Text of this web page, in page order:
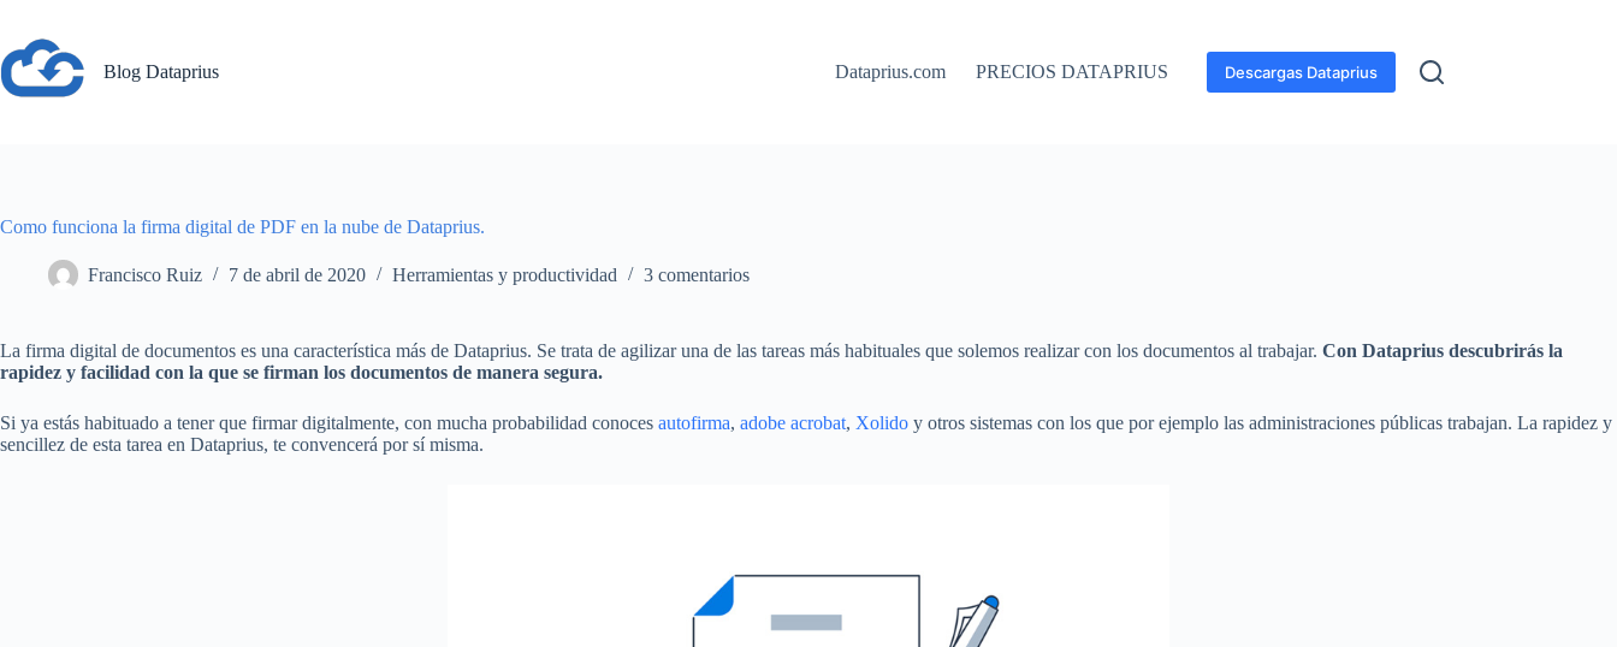
contenido
Blog Dataprius
Dataprius.com PRECIOS DATAPRIUS Descargas Dataprius
Como funciona la firma digital de PDF en la nube de Dataprius.
Francisco Ruiz 7 de abril de 2020 Herramientas y productividad 3 comentarios
La firma digital de documentos es una característica más de Dataprius. Se trata de agilizar una de las tareas más habituales que solemos realizar con los documentos al trabajar. Con Dataprius descubrirás la
rapidez y facilidad con la que se firman los documentos de manera segura.
Si ya estás habituado a tener que firmar digitalmente, con mucha probabilidad conoces autofirma, adobe acrobat, Xolido y otros sistemas con los que por ejemplo las administraciones públicas trabajan. La rapidez y
sencillez de esta tarea en Dataprius, te convencerá por sí misma.